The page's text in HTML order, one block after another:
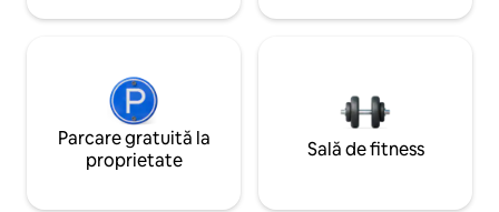
Parcare gratuită la
proprietate
Sală de fitness